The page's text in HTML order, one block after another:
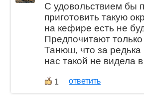
С удовольствием бы
приготовить такую
на кефире есть не
Предпочитают только
Танюш, что за редька
нас такой не видела
1 ответить